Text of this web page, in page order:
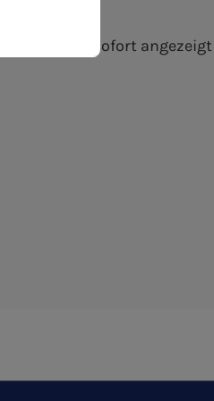
Menge sofort angezeigt